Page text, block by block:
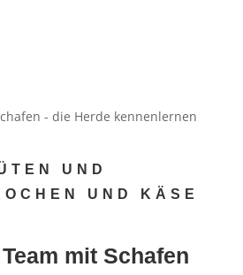
UND
UND KÄSE
mit Schafen